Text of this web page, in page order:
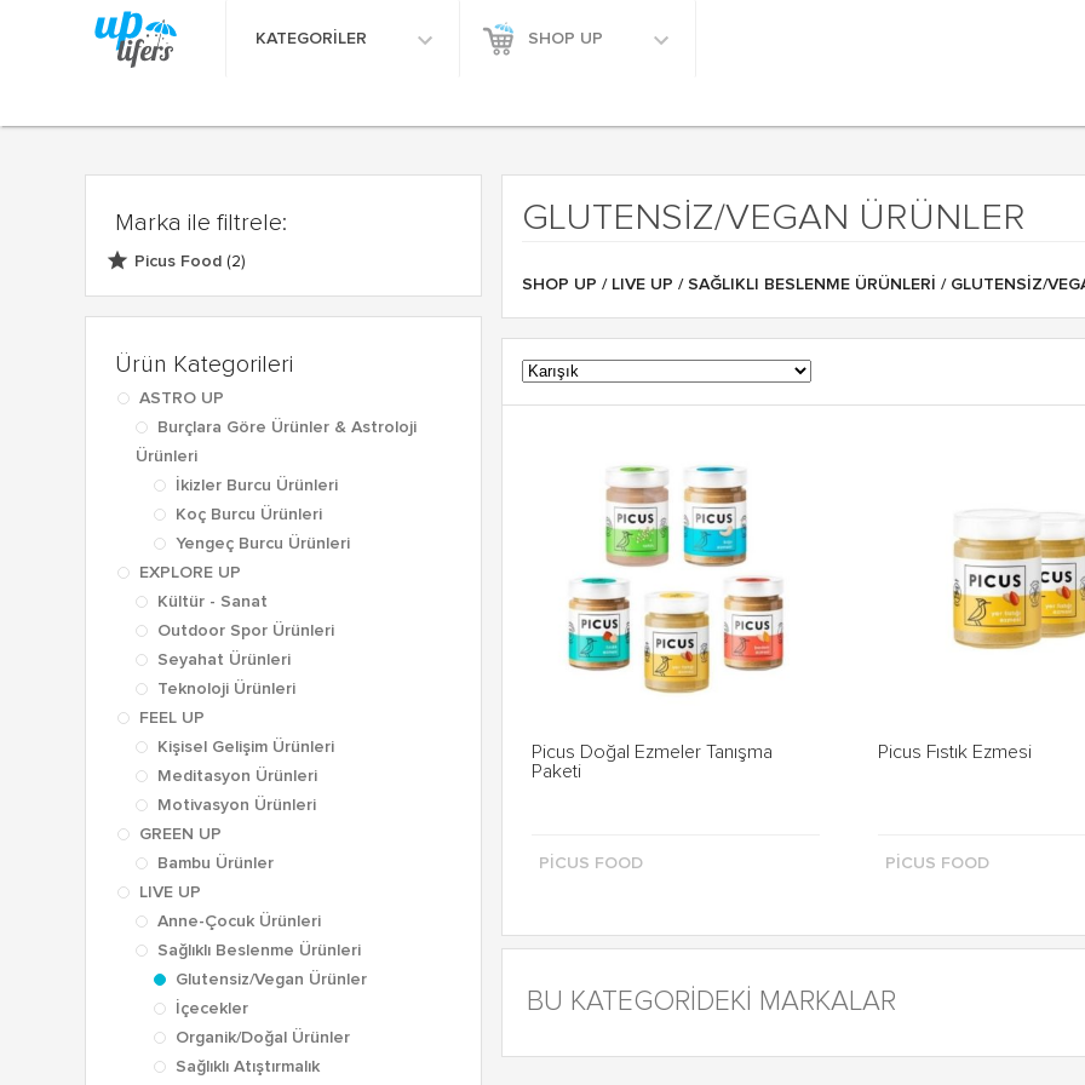
KATEGORİLER SHOP UP
Marka ile filtrele:
Picus Food (2)
Ürün Kategorileri
ASTRO UP
Burçlara Göre Ürünler & Astroloji
Ürünleri
İkizler Burcu Ürünleri
Koç Burcu Ürünleri
Yengeç Burcu Ürünleri
EXPLORE UP
Kültür - Sanat
Outdoor Spor Ürünleri
Seyahat Ürünleri
Teknoloji Ürünleri
FEEL UP
Kişisel Gelişim Ürünleri
Meditasyon Ürünleri
Motivasyon Ürünleri
GREEN UP
Bambu Ürünler
LIVE UP
Anne-Çocuk Ürünleri
Sağlıklı Beslenme Ürünleri
Glutensiz/Vegan Ürünler
İçecekler
Organik/Doğal Ürünler
Sağlıklı Atıştırmalık
GLUTENSIZ/VEGAN ÜRÜNLER
SHOP UP / LIVE UP / SAĞLIKLI BESLENME ÜRÜNLERI / GLUTENSIZ/
Picus Doğal Ezmeler Tanışma
Paketi
PICUS FOOD
Picus Fıstık Ezmesi
PICUS FOOD
BU KATEGORİDEKİ MARKALAR